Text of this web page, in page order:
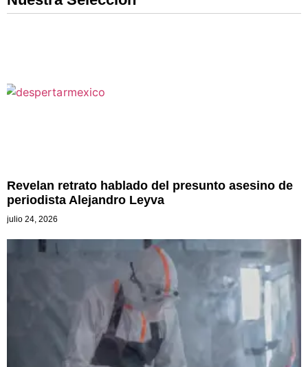
Revelan retrato hablado del presunto asesino de
periodista Alejandro Leyva
julio 24, 2026